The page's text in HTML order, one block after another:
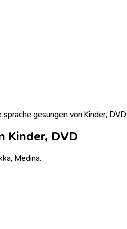
gesungen von Kinder, DVD
Kinder, DVD
Medina.